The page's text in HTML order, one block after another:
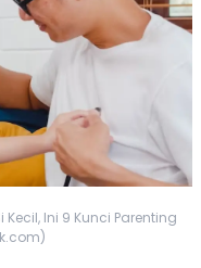
Ini 9 Kunci Parenting